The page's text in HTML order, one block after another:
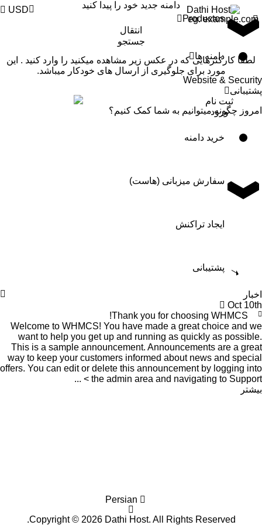
USD
Productos
دامنه ها
Website & Security
پشتیبانی
ثبت نام
ورود
دامنه جدید خود را پیدا کنید
لطفا کارکترهایی که در عکس زیر مشاهده میکنید را وارد کنید . این
مورد برای جلوگیری از ارسال های خودکار میباشد.
امروز چگونه میتوانیم به شما کمک کنیم؟
خرید دامنه
سفارش میزبانی (هاست)
ایجاد تراکنش
پشتیبانی
اخبار
Oct 10th
Thank you for choosing WHMCS!
Welcome to WHMCS! You have made a great choice and we
want to help you get up and running as quickly as possible.
This is a sample announcement. Announcements are a great
way to keep your customers informed about news and special
offers. You can edit or delete this announcement by logging into
the admin area and navigating to Support > ...
بیشتر
Copyright © 2026 Dathi Host. All Rights Reserved.
Persian